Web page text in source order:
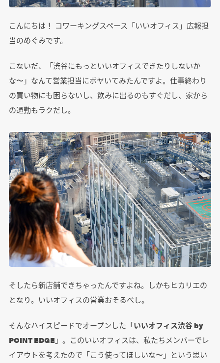
こんにちは！ コワーキングスペース「いいオフィス」広報担
当のめぐみです。
こないだ、「渋谷にもっといいオフィスできたりしないか
な〜」なんて営業担当にボヤいてみたんですよ。仕事終わり
の買い物にも困らないし、飲みに出るのもすぐだし、家から
の通勤もラクだし。
そしたら新店舗できちゃったんですよね。しかもヒカリエの
となり。いいオフィスの営業おそるべし。
そんなハイスピードでオープンした「いいオフィス渋谷 by
POINT EDGE」。このいいオフィスは、私たちメンバーでレ
イアウトを考えたので「こう使ってほしいな〜」という思い